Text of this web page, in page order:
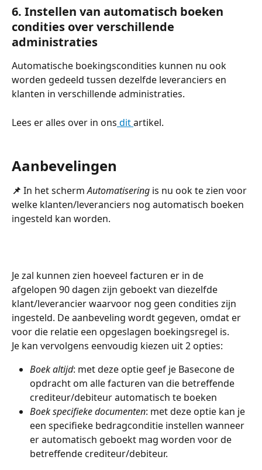
6. Instellen van automatisch boeken
condities over verschillende
administraties
Automatische boekingscondities kunnen nu ook
worden gedeeld tussen dezelfde leveranciers en
klanten in verschillende administraties.
Lees er alles over in ons dit artikel.
Aanbevelingen​
📌 In het scherm Automatisering is nu ook te zien voor
welke klanten/leveranciers nog automatisch boeken
ingesteld kan worden.
Je zal kunnen zien hoeveel facturen er in de
afgelopen 90 dagen zijn geboekt van diezelfde
klant/leverancier waarvoor nog geen condities zijn
ingesteld. De aanbeveling wordt gegeven, omdat er
voor die relatie een opgeslagen boekingsregel is.
Je kan vervolgens eenvoudig kiezen uit 2 opties:
Boek altijd: met deze optie geef je Basecone de
opdracht om alle facturen van die betreffende
crediteur/debiteur automatisch te boeken
Boek specifieke documenten: met deze optie kan je
een specifieke bedragconditie instellen wanneer
er automatisch geboekt mag worden voor de
betreffende crediteur/debiteur.